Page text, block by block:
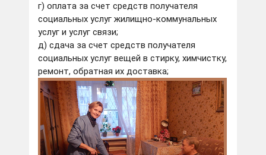
г) оплата за счет средств получателя
социальных услуг жилищно-коммунальных
услуг и услуг связи;
д) сдача за счет средств получателя
социальных услуг вещей в стирку, химчистку,
ремонт, обратная их доставка;